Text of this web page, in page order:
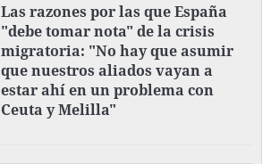
Las razones por las que España
"debe tomar nota" de la crisis
migratoria: "No hay que asumir
que nuestros aliados vayan a
estar ahí en un problema con
Ceuta y Melilla"